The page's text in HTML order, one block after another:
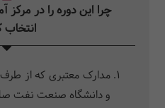
چرا این دوره را در
انتخاب
مدارک معتبری که از طرف
و دانشگاه صنعت نفت